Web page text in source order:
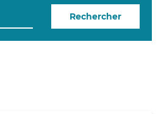
Rechercher